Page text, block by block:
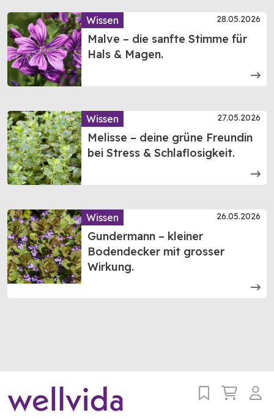
Wissen 28.05.2026
Malve – die sanfte Stimme für
Hals & Magen.
Wissen 27.05.2026
Melisse – deine grüne Freundin
bei Stress & Schlaflosigkeit.
Wissen 26.05.2026
Gundermann – kleiner
Bodendecker mit grosser
Wirkung.